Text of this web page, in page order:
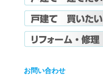
お問い合わせ